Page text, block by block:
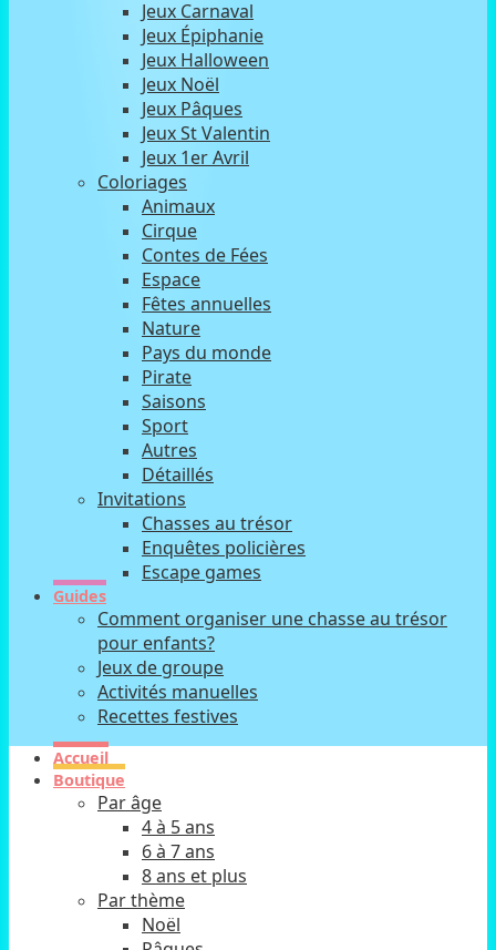
Jeux Carnaval
Jeux Épiphanie
Jeux Halloween
Jeux Noël
Jeux Pâques
Jeux St Valentin
Jeux 1er Avril
Coloriages
Animaux
Cirque
Contes de Fées
Espace
Fêtes annuelles
Nature
Pays du monde
Pirate
Saisons
Sport
Autres
Détaillés
Invitations
Chasses au trésor
Enquêtes policières
Escape games
Guides
Comment organiser une chasse au trésor
pour enfants?
Jeux de groupe
Activités manuelles
Recettes festives
Accueil
Boutique
Par âge
4 à 5 ans
6 à 7 ans
8 ans et plus
Par thème
Noël